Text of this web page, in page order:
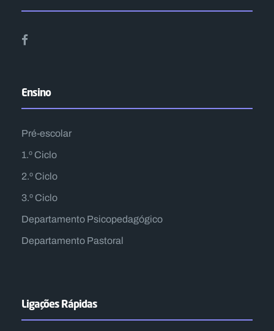
Ensino
Pré-escolar
1.º Ciclo
2.º Ciclo
3.º Ciclo
Departamento Psicopedagógico
Departamento Pastoral
Ligações Rápidas